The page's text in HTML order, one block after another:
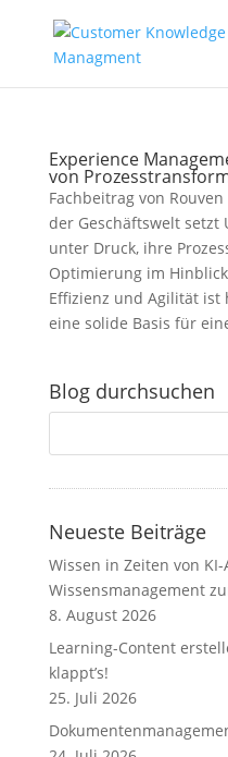
Experience
von
Fachbeitrag von
der Geschäftswelt
unter Druck, ihre
Optimierung im
Effizienz und Agilität
eine solide Basis für
Blog durchsuchen
Neueste Beiträge
Wissen in Zeiten von
Wissensmanagement
8. August 2026
Learning-Content
klappt’s!
25. Juli 2026